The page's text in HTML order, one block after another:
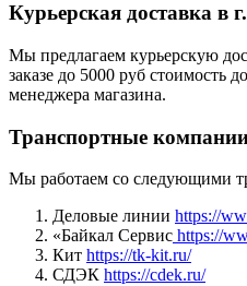
Курьерская доставка в
Мы предлагаем курьерскую
заказе до 5000 руб стоимость
менеджера магазина.
Транспортные
Мы работаем со следующими
Деловые линии https://
«Байкал Сервис https://
Кит https://tk-kit.ru/
СДЭК https://cdek.ru/